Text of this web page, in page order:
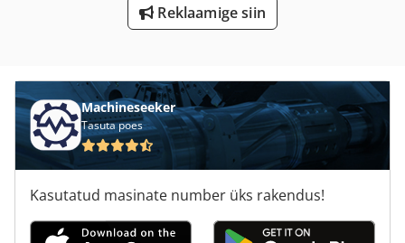
Veoauto Kraanaga
Reklaamige siin
Machineseeker
Tasuta poes
Kasutatud masinate number üks rakendus!